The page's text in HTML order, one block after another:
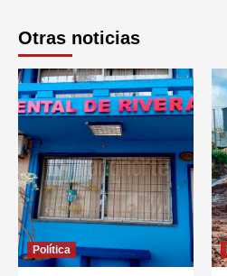
Otras noticias
Política